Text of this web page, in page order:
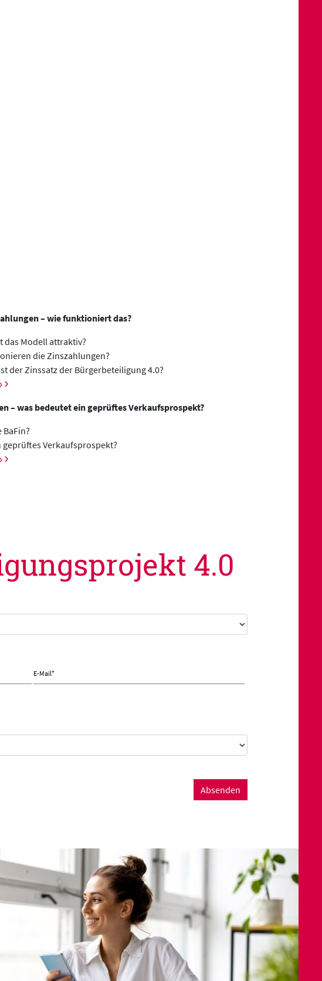
– wie funktioniert das?
das Modell attraktiv?
die Zinszahlungen?
der Zinssatz der Bürgerbeteiligung 4.0?
– was bedeutet ein geprüftes Verkaufsprospekt?
BaFin?
geprüftes Verkaufsprospekt?
4.0
E-Mail*
Absenden